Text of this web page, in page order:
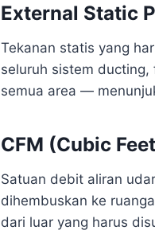
External Static
Tekanan statis yang
seluruh sistem ducting,
semua area —
CFM (Cubic
Satuan debit aliran
dihembuskan ke
dari luar yang harus